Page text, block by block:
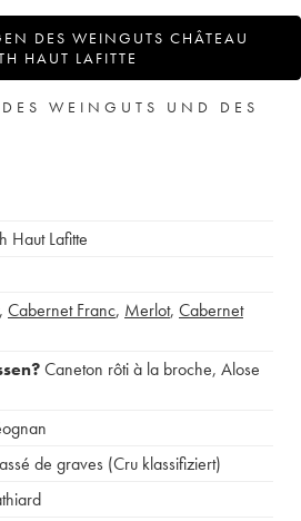
DES WEINGUTS CHÂTEAU
HAUT LAFITTE
DES WEINGUTS UND DES
Haut Lafitte
, Cabernet Franc, Merlot, Cabernet
Caneton rôti à la broche, Alose
de graves (Cru klassifiziert)